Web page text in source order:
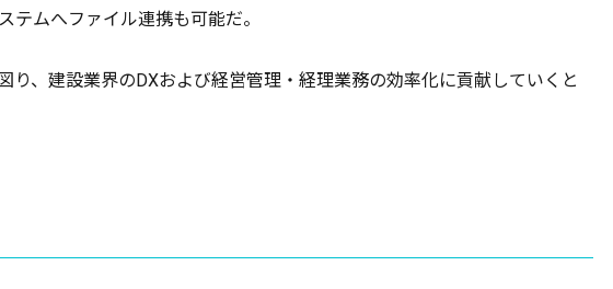
テムへファイル連携も可能だ。
り、建設業界のDXおよび経営管理・経理業務の効率化に貢献していくと